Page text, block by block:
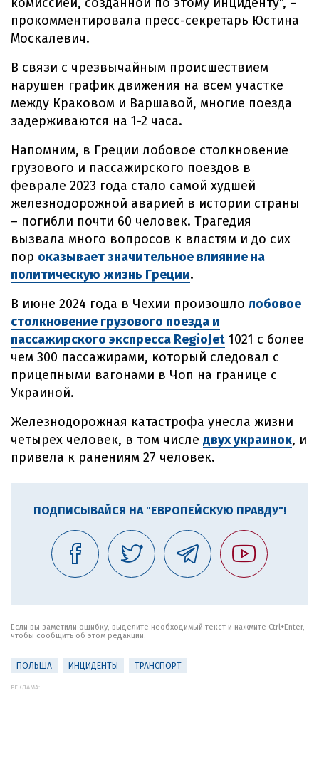
прокомментировала пресс-секретарь Юстина
Москалевич.
В связи с чрезвычайным происшествием
нарушен график движения на всем участке
между Краковом и Варшавой, многие поезда
задерживаются на 1-2 часа.
Напомним, в Греции лобовое столкновение
грузового и пассажирского поездов в
феврале 2023 года стало самой худшей
железнодорожной аварией в истории страны
– погибли почти 60 человек. Трагедия
вызвала много вопросов к властям и до сих
пор оказывает значительное влияние на
политическую жизнь Греции.
В июне 2024 года в Чехии произошло лобовое
столкновение грузового поезда и
пассажирского экспресса RegioJet 1021 с более
чем 300 пассажирами, который следовал с
прицепными вагонами в Чоп на границе с
Украиной.
Железнодорожная катастрофа унесла жизни
четырех человек, в том числе двух украинок, и
привела к ранениям 27 человек.
ПОДПИСЫВАЙСЯ НА "ЕВРОПЕЙСКУЮ ПРАВДУ"!
Если вы заметили ошибку, выделите необходимый текст и нажмите Ctrl+Enter,
чтобы сообщить об этом редакции.
ПОЛЬША ИНЦИДЕНТЫ ТРАНСПОРТ
РЕКЛАМА: